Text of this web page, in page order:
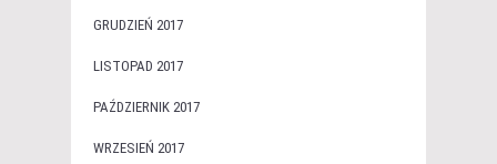
GRUDZIEŃ 2017
LISTOPAD 2017
PAŹDZIERNIK 2017
WRZESIEŃ 2017